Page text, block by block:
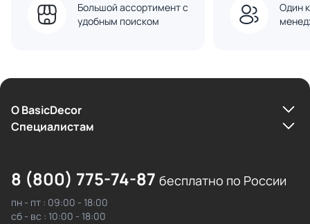
Большой ассортимент с
удобным поиском
Один
О BasicDecor
Cпециалистам
8 (800) 775-74-87 бесплатно по России
пн - пт : 09:00 - 18:00
сб - вс : 10:00 - 18:00